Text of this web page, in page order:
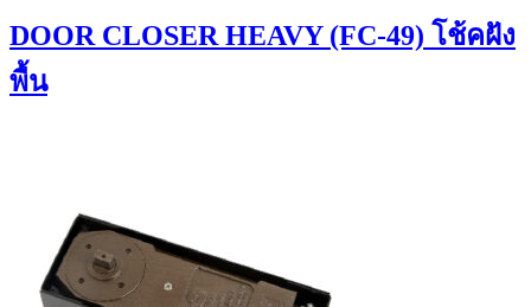
DOOR CLOSER HEAVY (FC-49) โช้คฝัง
พื้น